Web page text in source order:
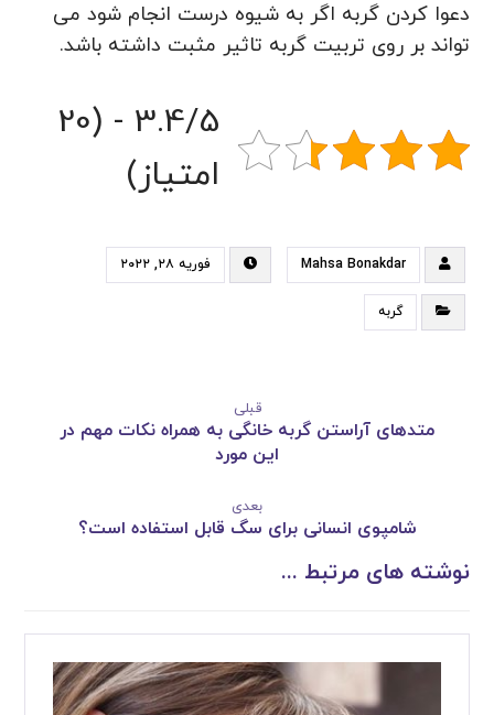
دعوا کردن گربه اگر به شیوه درست انجام شود می
تواند بر روی تربیت گربه تاثیر مثبت داشته باشد.
3.4/5 - (20
امتیاز)
Mahsa Bonakdar فوریه ۲۸, ۲۰۲۲
گربه
قبلی
متدهای آراستن گربه خانگی به همراه نکات مهم در
این مورد
بعدی
شامپوی انسانی برای سگ قابل استفاده است؟
نوشته های مرتبط ...